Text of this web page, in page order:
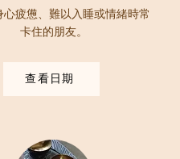
疲憊、難以入睡或情緒時常
卡住的朋友。
查看日期